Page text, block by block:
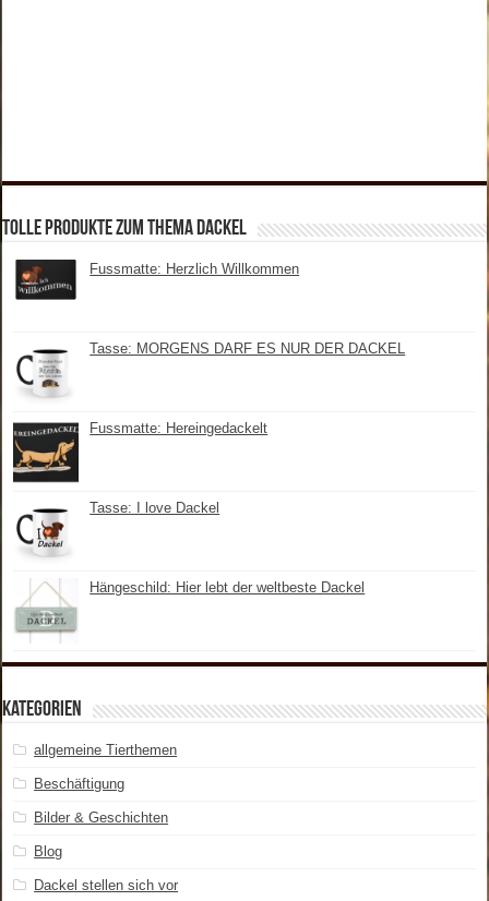
tolle Produkte zum Thema Dackel
Fussmatte: Herzlich Willkommen
Tasse: MORGENS DARF ES NUR DER DACKEL
Fussmatte: Hereingedackelt
Tasse: I love Dackel
Hängeschild: Hier lebt der weltbeste Dackel
Kategorien
allgemeine Tierthemen
Beschäftigung
Bilder & Geschichten
Blog
Dackel stellen sich vor